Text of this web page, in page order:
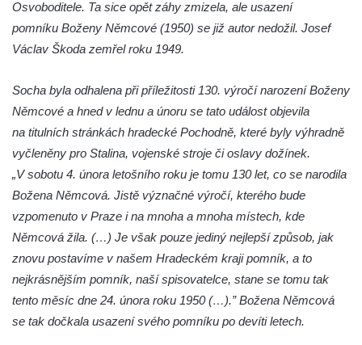
Budějovicích
Socha S tebou v parku na Senovážném
náměstí v Českých Budějovicích
Sousoší Humanoidi na Lannově třídě v
Českých Budějovicích
Pomník Vojtěcha Adalberta Lanny v parku
Na Sadech v Českých Budějovicích
Pomník Přemysla Otakara II. v parku Na
Sadech v Českých Budějovicích
Socha Mateřství v parku Na Sadech v
Českých Budějovicích
Osvoboditele. Ta sice opět záhy zmizela, ale usazení
pomníku Boženy Němcové (1950) se již autor nedožil. Josef
Václav Škoda zemřel roku 1949.
Socha byla odhalena při příležitosti 130. výročí narození Boženy
Němcové a hned v lednu a únoru se tato událost objevila
na titulních stránkách hradecké Pochodně, které byly výhradně
vyčleněny pro Stalina, vojenské stroje či oslavy dožínek.
„V sobotu 4. února letošního roku je tomu 130 let, co se narodila
Božena Němcová. Jistě význačné výročí, kterého bude
vzpomenuto v Praze i na mnoha a mnoha místech, kde
Němcová žila. (…) Je však pouze jediný nejlepší způsob, jak
znovu postavíme v našem Hradeckém kraji pomník, a to
nejkrásnějším pomník, naší spisovatelce, stane se tomu tak
tento měsíc dne 24. února roku 1950 (…).” Božena Němcová
se tak dočkala usazení svého pomníku po devíti letech.